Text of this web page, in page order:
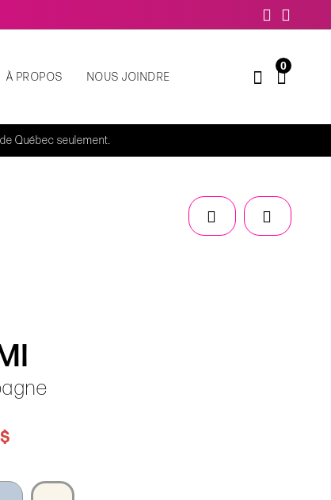
À PROPOS NOUS JOINDRE
0
Québec seulement.